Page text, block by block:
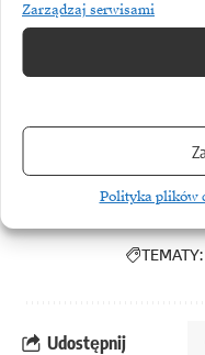
Zarządzaj serwisami
Polityka plików
To
TEMATY:
Udostępnij